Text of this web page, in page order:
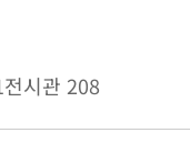
시관 208